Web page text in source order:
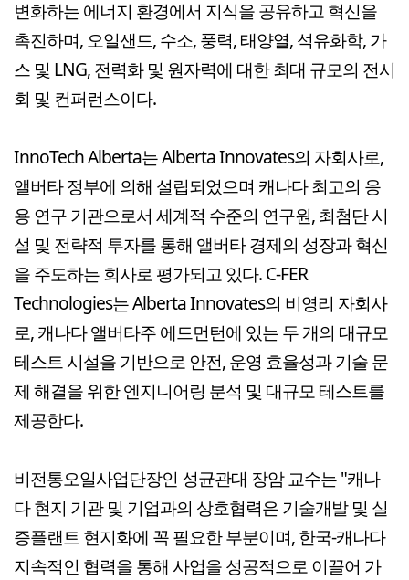
변화하는 에너지 환경에서 지식을 공유하고 혁신을
촉진하며, 오일샌드, 수소, 풍력, 태양열, 석유화학, 가
스 및 LNG, 전력화 및 원자력에 대한 최대 규모의 전시
회 및 컨퍼런스이다.
InnoTech Alberta는 Alberta Innovates의 자회사로,
앨버타 정부에 의해 설립되었으며 캐나다 최고의 응
용 연구 기관으로서 세계적 수준의 연구원, 최첨단 시
설 및 전략적 투자를 통해 앨버타 경제의 성장과 혁신
을 주도하는 회사로 평가되고 있다. C-FER
Technologies는 Alberta Innovates의 비영리 자회사
로, 캐나다 앨버타주 에드먼턴에 있는 두 개의 대규모
테스트 시설을 기반으로 안전, 운영 효율성과 기술 문
제 해결을 위한 엔지니어링 분석 및 대규모 테스트를
제공한다.
비전통오일사업단장인 성균관대 장암 교수는 "캐나
다 현지 기관 및 기업과의 상호협력은 기술개발 및 실
증플랜트 현지화에 꼭 필요한 부분이며, 한국-캐나다
지속적인 협력을 통해 사업을 성공적으로 이끌어 가